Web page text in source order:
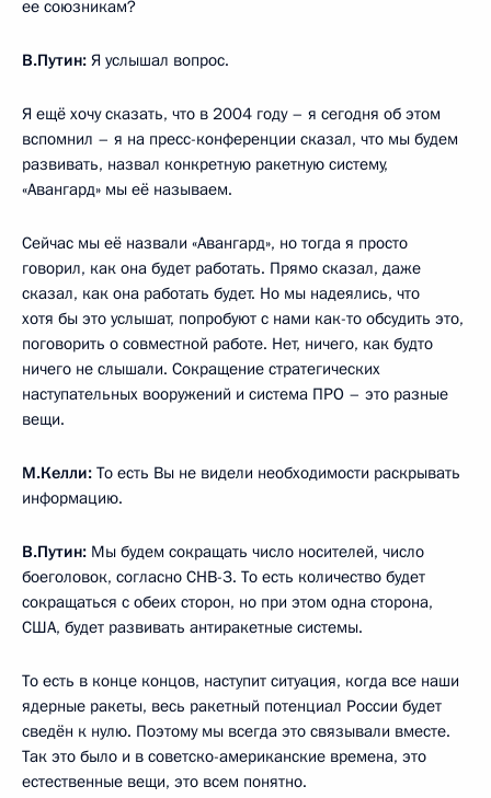
называемым крылатым планирующим блоком.
Вы всё время говорите про межконтинентальные
М.Келли: Вы говорите о МБР всё время.
В.Путин:Нет. Я говорю, что мы создаём только одну совсем
нашей ракете, которую мы называем «Воевода», а у вас
называют, прости Господи, «Сатана». Мы на её место будем
ставить новую, более мощную ракету. Вот она –
баллистическая. Все остальные системы –
небаллистические.
В этом весь смысл, потому что система противоракетной
обороны работает против баллистических ракет. А мы
которое не двигается по баллистическим траекториям,
и системы противоракетной обороны против них бессильны.
выброшены на ветер.
М.Келли:Хочу вернуться к вопросу, который начала
задавать. Вы сказали, что Россия использует эти системы
на её союзников. Нападение ядерное или любое?
В.Путин: У нас два повода ответить с помощью наших сил
ядерного сдерживания. Это нападение с помощью ядерного
оружия на нас или нападение на Российскую Федерацию